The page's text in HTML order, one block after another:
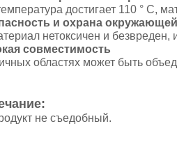
достигает 110 ° C,
и охрана
нетоксичен и безвреден,
совместимость
областях может быть
не съедобный.